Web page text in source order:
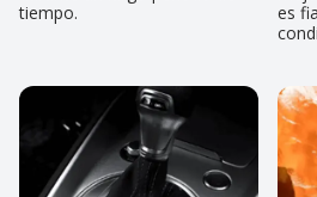
tiempo.
es